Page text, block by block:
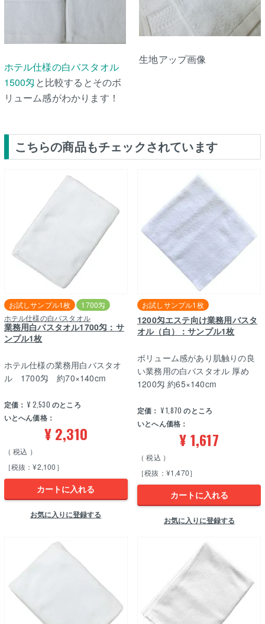
ホテル仕様の白バスタオル
1500匁と比較するとそのボ
リューム感がわかります！
生地アップ画像
こちらの商品もチェックされています
ホテル仕様の白バスタオル
業務用白バスタオル1700匁：サ
ンプル1枚
お試しサンプル1枚 1700匁
定価： ¥ 2,530 のところ
いとへん価格：
¥ 2,310
税込
［税抜：¥2,100］
ホテル仕様の業務用白バスタオ
ル 1700匁 約70×140cm
カートに入れる
お気に入りに登録する
1200匁エステ向け業務用バスタ
オル（白）：サンプル1枚
お試しサンプル1枚
定価： ¥1,870 のところ
いとへん価格：
¥1,617
税込
［税抜：¥1,470］
ボリューム感があり肌触りの良
い業務用の白バスタオル 厚め
1200匁 約65×140cm
カートに入れる
お気に入りに登録する